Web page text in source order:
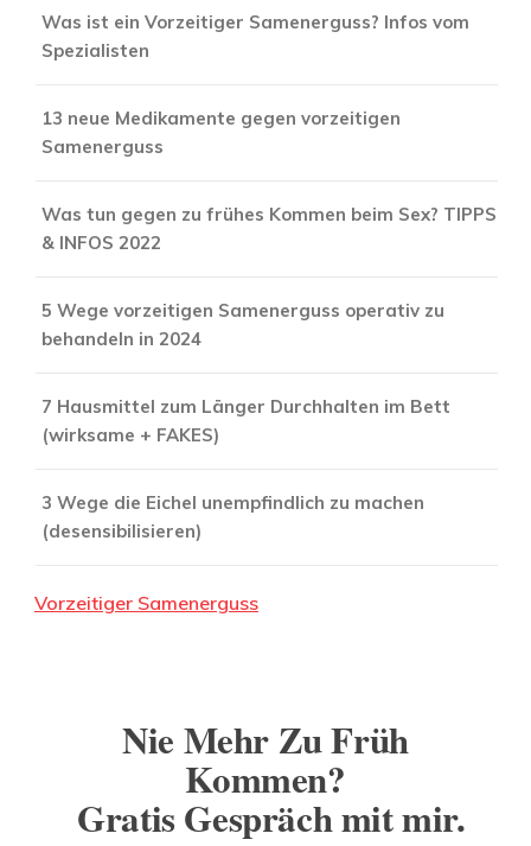
Was ist ein Vorzeitiger Samenerguss? Infos vom
Spezialisten
13 neue Medikamente gegen vorzeitigen
Samenerguss
Was tun gegen zu frühes Kommen beim Sex? TIPPS
& INFOS 2022
5 Wege vorzeitigen Samenerguss operativ zu
behandeln in 2024
7 Hausmittel zum Länger Durchhalten im Bett
(wirksame + FAKES)
3 Wege die Eichel unempfindlich zu machen
(desensibilisieren)
Vorzeitiger Samenerguss
Nie Mehr Zu Früh
Kommen?
Gratis Gespräch mit mir.